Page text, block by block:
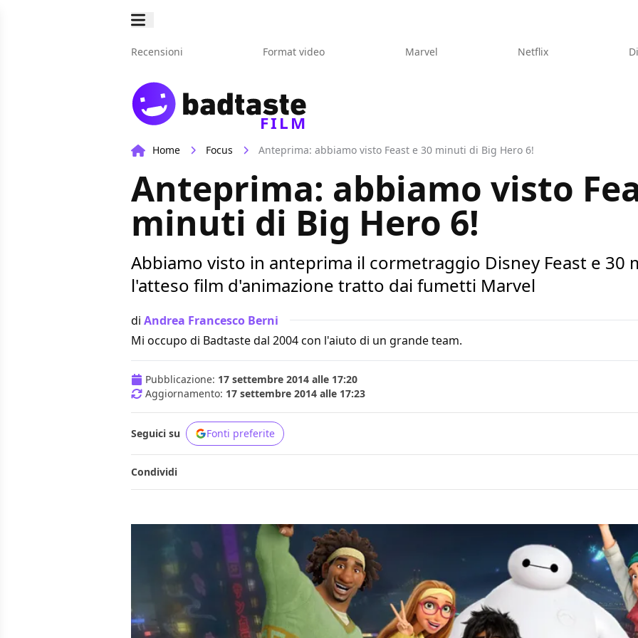
Recensioni Format video Marvel Netflix
FILM
Home Focus Anteprima: abbiamo visto Feast e 30 minuti di Big Hero 6!
Anteprima: abbiamo visto
minuti di Big Hero 6!
Abbiamo visto in anteprima il cormetraggio Disney Feast e 30
l'atteso film d'animazione tratto dai fumetti Marvel
di Andrea Francesco Berni
Mi occupo di Badtaste dal 2004 con l'aiuto di un grande team.
Pubblicazione: 17 settembre 2014 alle 17:20
Aggiornamento: 17 settembre 2014 alle 17:23
Seguici su Fonti preferite
Condividi